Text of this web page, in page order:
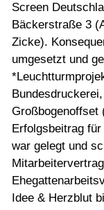
Screen
Bäckerstraße 3
Zicke).
umgesetzt und
Großbogenoffset
Erfolgsbeitrag
war gelegt und
Idee & Herzblut